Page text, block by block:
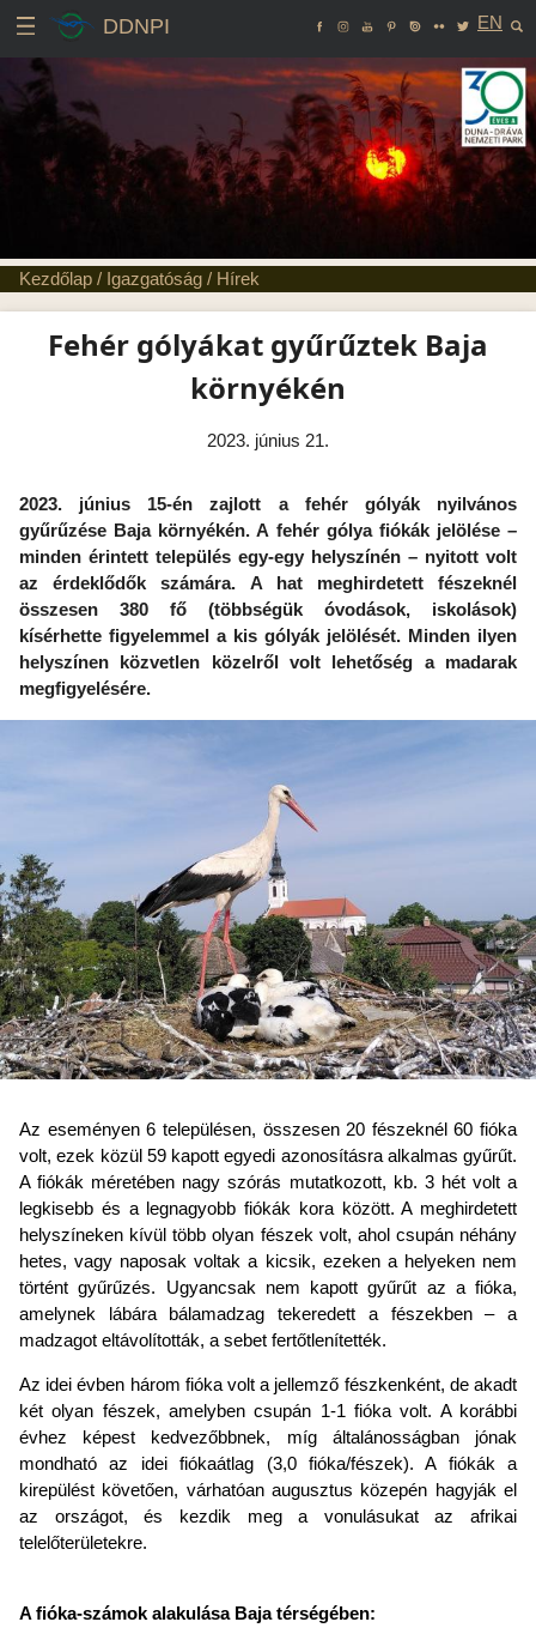
DDNPI EN
Kezdőlap / Igazgatóság / Hírek
Fehér gólyákat gyűrűztek Baja
környékén
2023. június 21.
2023. június 15-én zajlott a fehér gólyák nyilvános
gyűrűzése Baja környékén. A fehér gólya fiókák jelölése –
minden érintett település egy-egy helyszínén – nyitott volt
az érdeklődők számára. A hat meghirdetett fészeknél
összesen 380 fő (többségük óvodások, iskolások)
kísérhette figyelemmel a kis gólyák jelölését. Minden ilyen
helyszínen közvetlen közelről volt lehetőség a madarak
megfigyelésére.
Az eseményen 6 településen, összesen 20 fészeknél 60 fióka
volt, ezek közül 59 kapott egyedi azonosításra alkalmas gyűrűt.
A fiókák méretében nagy szórás mutatkozott, kb. 3 hét volt a
legkisebb és a legnagyobb fiókák kora között. A meghirdetett
helyszíneken kívül több olyan fészek volt, ahol csupán néhány
hetes, vagy naposak voltak a kicsik, ezeken a helyeken nem
történt gyűrűzés. Ugyancsak nem kapott gyűrűt az a fióka,
amelynek lábára bálamadzag tekeredett a fészekben – a
madzagot eltávolították, a sebet fertőtlenítették.
Az idei évben három fióka volt a jellemző fészkenként, de akadt
két olyan fészek, amelyben csupán 1-1 fióka volt. A korábbi
évhez képest kedvezőbbnek, míg általánosságban jónak
mondható az idei fiókaátlag (3,0 fióka/fészek). A fiókák a
kirepülést követően, várhatóan augusztus közepén hagyják el
az országot, és kezdik meg a vonulásukat az afrikai
telelőterületekre.
A fióka-számok alakulása Baja térségében: